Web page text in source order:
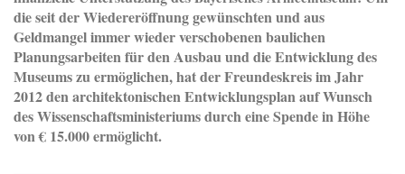
die seit der Wiedereröffnung gewünschten und aus
Geldmangel immer wieder verschobenen baulichen
Planungsarbeiten für den Ausbau und die Entwicklung des
Museums zu ermöglichen, hat der Freundeskreis im Jahr
2012 den architektonischen Entwicklungsplan auf Wunsch
des Wissenschaftsministeriums durch eine Spende in Höhe
von € 15.000 ermöglicht.